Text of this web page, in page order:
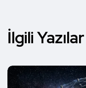
İlgili Yazılar